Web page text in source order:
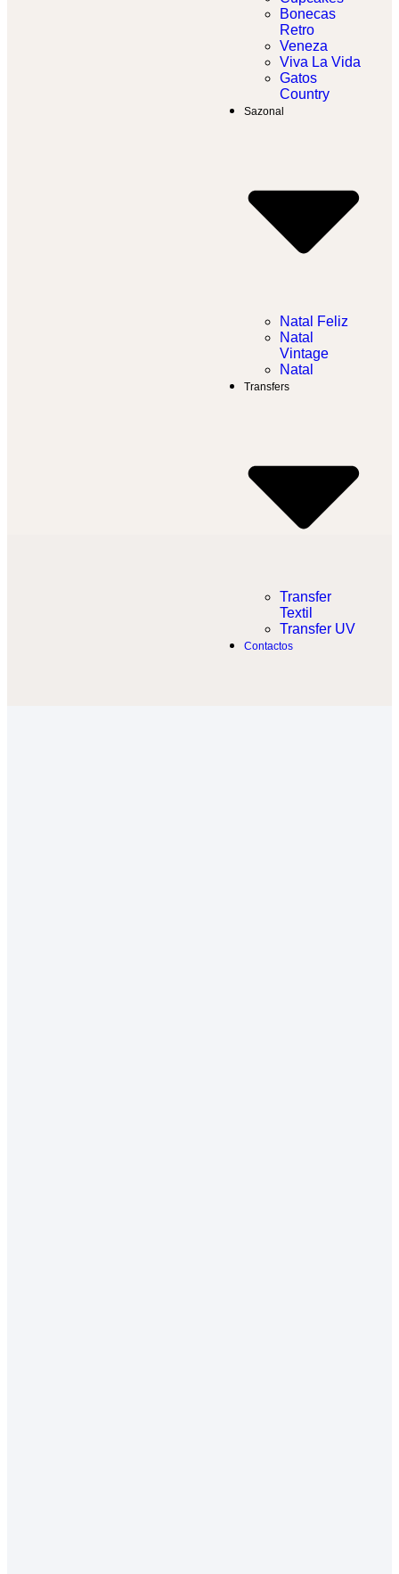
Bonecas
Retro
Veneza
Viva La Vida
Gatos
Country
Sazonal
Natal Feliz
Natal
Vintage
Natal
Transfers
Transfer
Textil​
Transfer UV
Contactos